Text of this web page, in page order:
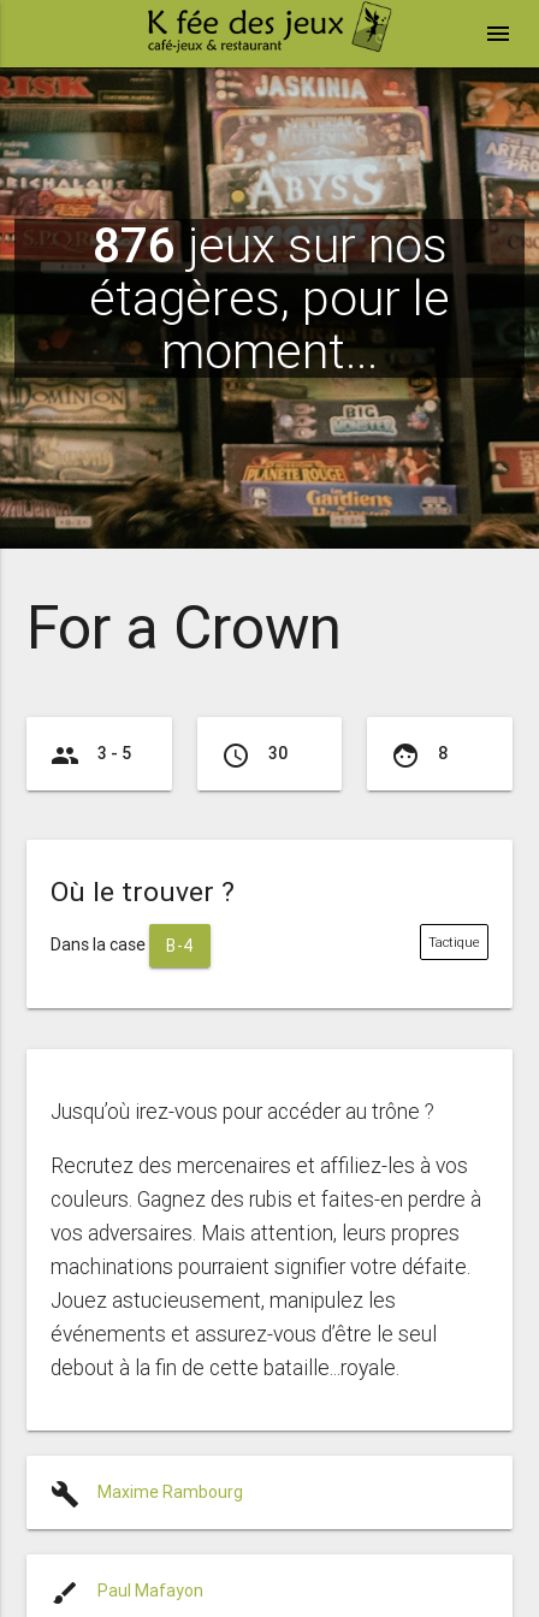
menu
876jeux sur nos
étagères, pour le
moment...
For a Crown
group 3 - 5 access_time 30 face 8
Où le trouver ?
Dans la case B-4 Tactique
Jusqu’où irez-vous pour accéder au trône ?
Recrutez des mercenaires et affiliez-les à vos
couleurs. Gagnez des rubis et faites-en perdre à
vos adversaires. Mais attention, leurs propres
machinations pourraient signifier votre défaite.
Jouez astucieusement, manipulez les
événements et assurez-vous d’être le seul
debout à la fin de cette bataille...royale.
build Maxime Rambourg
brush Paul Mafayon